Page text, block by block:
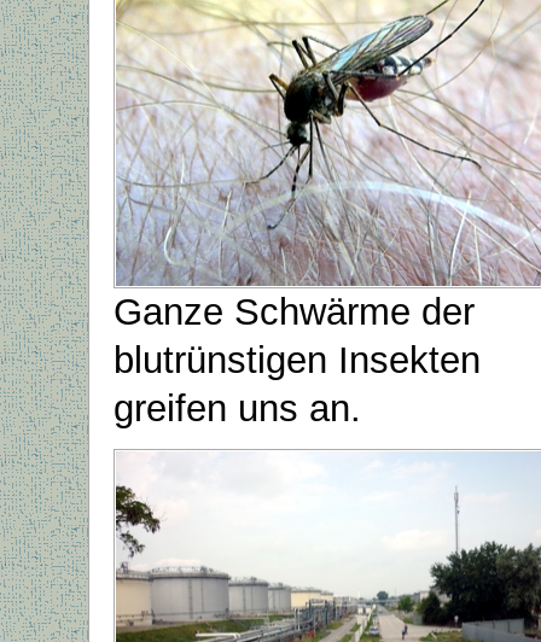
Ganze Schwärme der
blutrünstigen Insekten
greifen uns an.